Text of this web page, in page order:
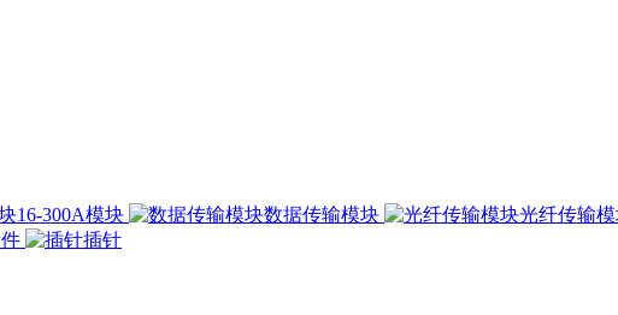
16-300A模块 数据传输模块 光纤传输
插针